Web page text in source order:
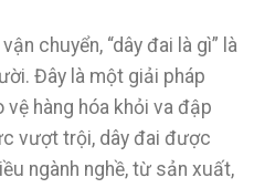
chuyển, “dây đai là gì” là
Đây là một giải pháp
hàng hóa khỏi va đập
vượt trội, dây đai được
ngành nghề, từ sản xuất,